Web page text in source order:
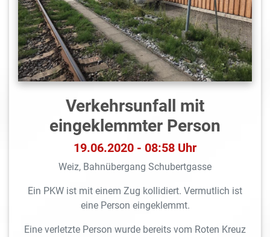
Verkehrsunfall mit
eingeklemmter Person
19.06.2020 - 08:58 Uhr
Weiz, Bahnübergang Schubertgasse
Ein PKW ist mit einem Zug kollidiert. Vermutlich ist
eine Person eingeklemmt.
Eine verletzte Person wurde bereits vom Roten Kreuz